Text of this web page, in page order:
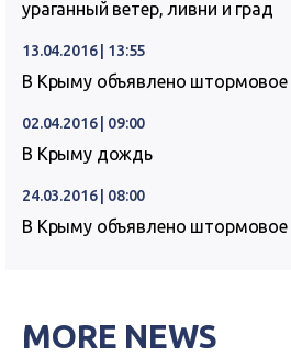
ураганный ветер, ливни и град
13.04.2016 | 13:55
В Крыму объявлено штормовое
02.04.2016 | 09:00
В Крыму дождь
24.03.2016 | 08:00
В Крыму объявлено штормовое
MORE NEWS